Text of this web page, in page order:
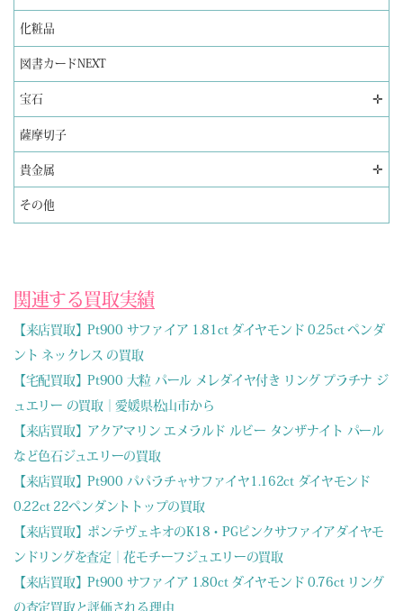
化粧品
図書カードNEXT
宝石 ✛
薩摩切子
貴金属 ✛
その他
関連する買取実績
【来店買取】Pt900 サファイア 1.81ct ダイヤモンド 0.25ct ペンダ
ント ネックレス の買取
【宅配買取】Pt900 大粒 パール メレダイヤ付き リング プラチナ ジ
ュエリー の買取｜愛媛県松山市から
【来店買取】アクアマリン エメラルド ルビー タンザナイト パール
など色石ジュエリーの買取
【来店買取】Pt900 パパラチャサファイヤ1.162ct ダイヤモンド
0.22ct 22ペンダントトップの買取
【来店買取】ポンテヴェキオのK18・PGピンクサファイアダイヤモ
ンドリングを査定｜花モチーフジュエリーの買取
【来店買取】Pt900 サファイア 1.80ct ダイヤモンド 0.76ct リング
の査定買取と評価される理由